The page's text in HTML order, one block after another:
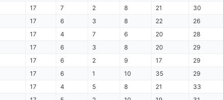
17 7 2 8 21 30
17 6 3 8 22 26
17 4 7 6 20 28
17 6 3 8 20 29
17 6 2 9 17 29
17 6 1 10 35 29
17 4 5 8 21 33